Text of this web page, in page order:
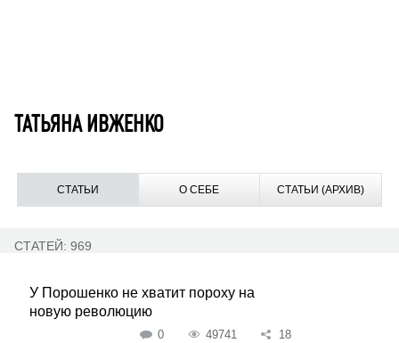
ТАТЬЯНА ИВЖЕНКО
СТАТЬИ О СЕБЕ СТАТЬИ (АРХИВ)
СТАТЕЙ: 969
У Порошенко не хватит пороху на
новую революцию
0 49741 18